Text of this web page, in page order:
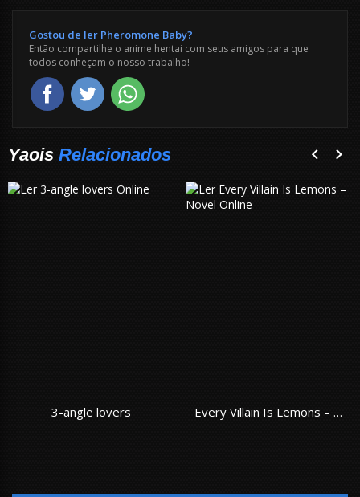
Gostou de ler Pheromone Baby?
Então compartilhe o anime hentai com seus amigos para que
todos conheçam o nosso trabalho!
Yaois Relacionados
3-angle lovers Every Villain Is Lemons – Novel